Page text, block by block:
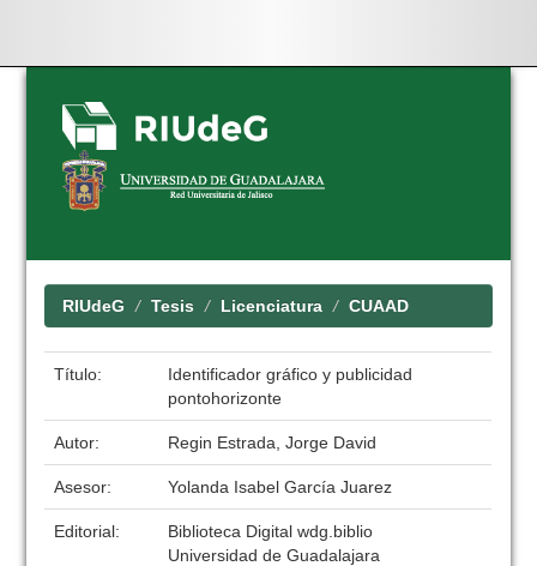
Skip
navigation
RIUdeG Tesis Licenciatura CUAAD
Título:
Identificador gráfico y publicidad
pontohorizonte
Autor: Regin Estrada, Jorge David
Asesor: Yolanda Isabel García Juarez
Editorial:
Biblioteca Digital wdg.biblio
Universidad de Guadalajara